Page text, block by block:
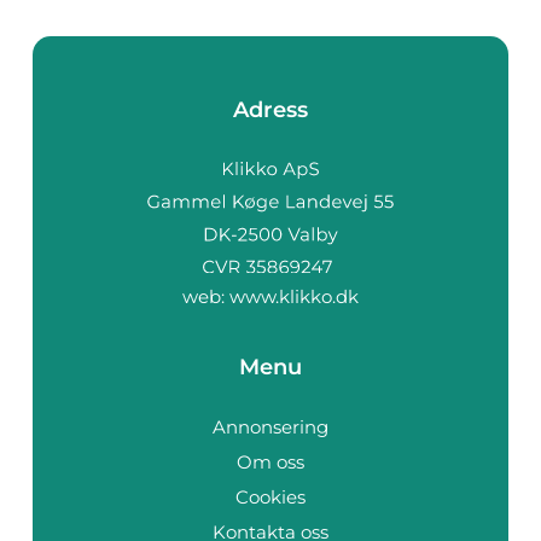
Adress
web: www.klikko.dk
Menu
Annonsering
Om oss
Cookies
Kontakta oss